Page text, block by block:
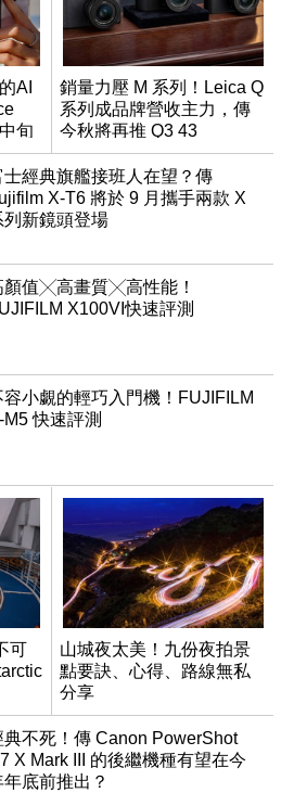
AI
旬
銷量力壓 M 系列！Leica Q
系列成品牌營收主力，傳
今秋將再推 Q3 43
Monochrom
士經典旗艦接班人在望？傳
X-T6 將於 9 月攜手兩款 X
列新鏡頭登場
顏值╳高畫質╳高性能！
X100VI快速評測
容小覷的輕巧入門機！FUJIFILM
M5 快速評測
可
山城夜太美！九份夜拍景
點要訣、心得、路線無私
分享
典不死！傳 Canon PowerShot
X Mark III 的後繼機種有望在今
年底前推出？